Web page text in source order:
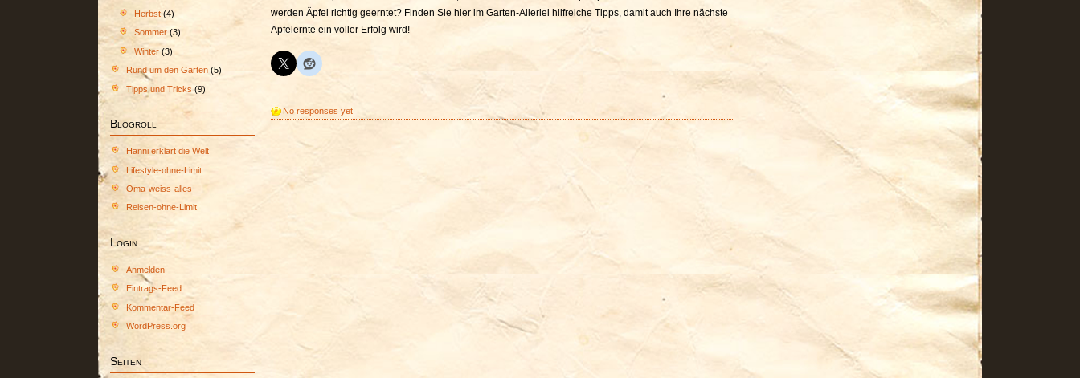
Herbst (4)
Sommer(3)
Winter (3)
Rund um den Garten (5)
Tipps und Tricks(9)
Blogroll
Hanni erklärt die Welt
Lifestyle-ohne-Limit
Oma-weiss-alles
Reisen-ohne-Limit
Login
Anmelden
Eintrags-Feed
Kommentar-Feed
WordPress.org
Seiten
werden Äpfel richtig geerntet? Finden Sie hier im Garten-Allerlei hilfreiche Tipps, damit auch Ihre nächste
Apfelernte ein voller Erfolg wird!
No responses yet